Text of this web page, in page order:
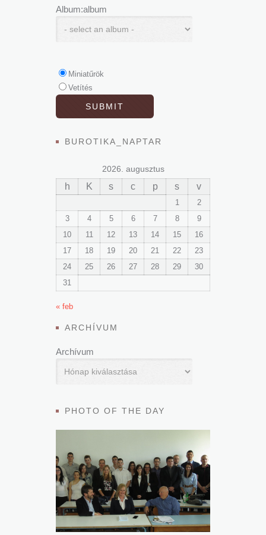
Album:album
Miniatűrök
Vetítés
BUROTIKA_NAPTAR
2026. augusztus
h K s c p s v
1
2
3
4 5 6 7 8
9
10
11 12 13 14 15
16
17
18 19 20 21 22
23
24
25 26 27 28 29
30
31
« feb
ARCHÍVUM
Archívum
PHOTO OF THE DAY